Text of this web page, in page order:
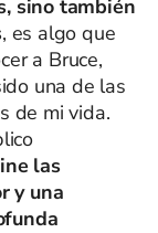
sino también
, es algo que
a Bruce,
una de las
de mi vida.
las
y una